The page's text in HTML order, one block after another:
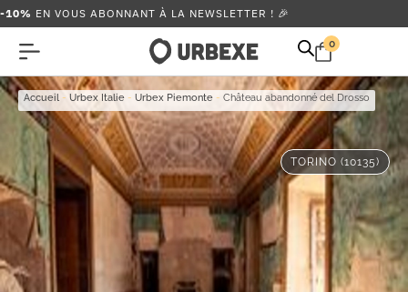
-10% EN VOUS ABONNANT À LA NEWSLETTER ! 🎉
0
Accueil - Urbex Italie - Urbex Piemonte - Château abandonné del Drosso
TORINO (10135)